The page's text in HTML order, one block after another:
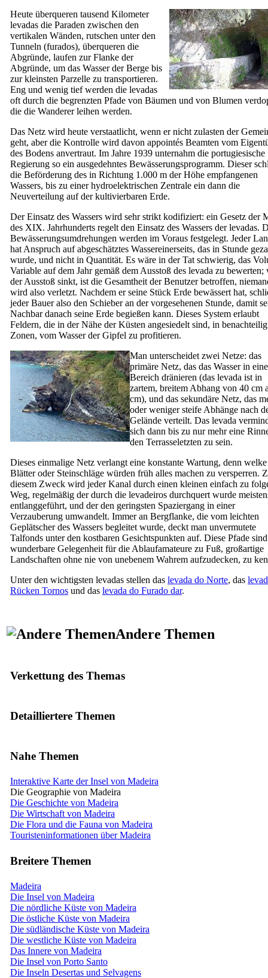
Heute überqueren tausend Kilometer
levadas die Paraden zwischen den
vertikalen Wänden, rutschen unter den
Tunneln (furados), überqueren die
Abgründe, laufen zur Flanke der
Abgründe, um das Wasser der Berge bis
zur kleinsten Parzelle zu transportieren.
Eng und wenig tief werden die levadas
oft durch die begrenzten Pfade von Bäumen und von Blumen
die die Wanderer leihen werden.
Das Netz wird heute verstaatlicht, wenn er nicht zulasten der
geht, aber die Kontrolle wird davon appointés Beamten vom
des Bodens anvertraut. Im Jahre 1939 unternahm die portugiesische
Regierung so ein ausgedehntes Bewässerungsprogramm. Dieser
die Beförderung des in Richtung 1.000 m der Höhe empfangenen
Wassers, bis zu einer hydroelektrischen Zentrale ein dann die
Neuverteilung auf der kultivierbaren Erde.
Der Einsatz des Wassers wird sehr strikt kodifiziert: ein Gesetz der
des XIX. Jahrhunderts regelt den Einsatz des Wassers der levadas.
Bewässerungsumdrehungen werden im Voraus festgelegt. Jeder
hat Anspruch auf abgeschätztes Wassereinerseits, das in Stunde
wurde, und nicht in Quantität. Es wäre in der Tat schwierig, das
Variable auf dem Jahr gemäß dem Ausstoß des levada zu bewerten;
der Ausstoß sinkt, ist die Gesamtheit der Benutzer betroffen,
wird also verletzt. Nachdem er seine Stück Erde bewässert hat,
jeder Bauer also den Schieber an der vorgesehenen Stunde, damit
Nachbar danach seine Erde begießen kann. Dieses System erlaubt
Feldern, die in der Nähe der Küsten angesiedelt sind, in
Zonen, vom Wasser der Gipfel zu profitieren.
Man unterscheidet zwei Netze: das
primäre Netz, das das Wasser in
Bereich dränieren (das levada ist in
zartem, breitem Abhang von 40 cm
cm), und das sekundäre Netz, das
oder weniger steife Abhänge nach
Gelände verteilt. Das levada
sich dann bis zu nur mehr eine
den Terrasseletzten zu sein.
Dieses einmalige Netz verlangt eine konstante Wartung, denn welke
Blätter oder Steinschläge würden früh alles machen zu versperren.
diesem Zweck wird jeder Kanal durch einen kleinen einfach zu
Weg, regelmäßig der durch die levadeiros durchquert wurde
entlanggeführt, und der den geringsten Spaziergang in einer
Verzauberung umwandelt. Immer an Bergflanke, die vom leichten
Geplätscher des Wassers begleitet wurde, deckt man unvermutete
Talfonds unter den kostbaren Gesichtspunkten auf. Diese Pfade
wunderbare Gelegenheit für die Ablaufamateure zu Fuß, großartige
Landschaften ohne nie von unebenem Wahrem aufzudecken, zu
Unter den wichtigsten levadas stellen das levada do Norte, das
Rücken Tornos und das levada do Furado dar.
Andere Themen
Verkettung des Themas
Detailliertere Themen
Nahe Themen
Interaktive Karte der Insel von Madeira
Die Geographie von Madeira
Die Geschichte von Madeira
Die Wirtschaft von Madeira
Die Flora und die Fauna von Madeira
Touristeninformationen über Madeira
Breitere Themen
Madeira
Die Insel von Madeira
Die nördliche Küste von Madeira
Die östliche Küste von Madeira
Die südländische Küste von Madeira
Die westliche Küste von Madeira
Das Innere von Madeira
Die Insel von Porto Santo
Die Inseln Desertas und Selvagens